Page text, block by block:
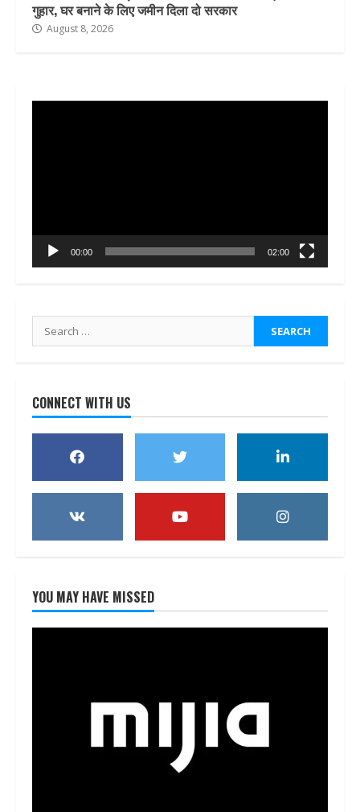
गुहार, घर बनाने के लिए जमीन दिला दो सरकार
August 8, 2026
00:00 02:00
Search
for:
CONNECT WITH US
YOU MAY HAVE MISSED